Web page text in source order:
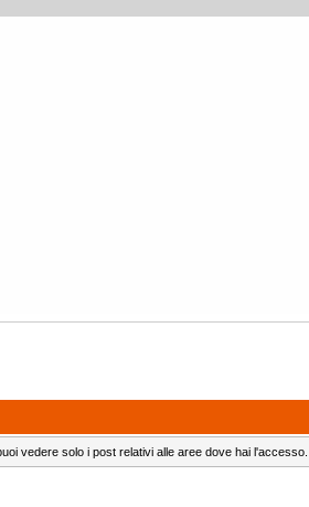
vedere solo i post relativi alle aree dove hai l'accesso.